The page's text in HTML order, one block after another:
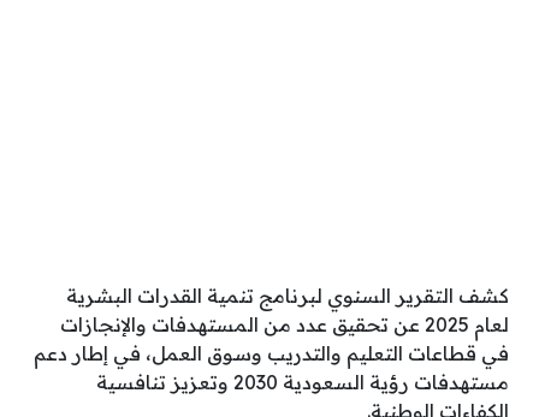
كشف التقرير السنوي لبرنامج تنمية القدرات البشرية
لعام 2025 عن تحقيق عدد من المستهدفات والإنجازات
في قطاعات التعليم والتدريب وسوق العمل، في إطار دعم
مستهدفات رؤية السعودية 2030 وتعزيز تنافسية
الكفاءات الوطنية.